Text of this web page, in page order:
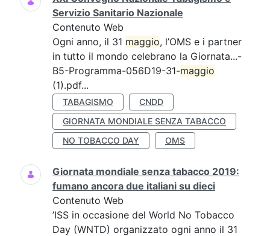
Servizio Sanitario Nazionale
Contenuto Web
Ogni anno, il 31 maggio, l’OMS e i partner
in tutto il mondo celebrano la Giornata...-
B5-Programma-056D19-31-maggio
(1).pdf...
TABAGISMO
CNDD
GIORNATA MONDIALE SENZA TABACCO
NO TOBACCO DAY
OMS
Giornata mondiale senza tabacco 2019:
fumano ancora due italiani su dieci
Contenuto Web
’ISS in occasione del World No Tobacco
Day (WNTD) organizzato ogni anno il 31